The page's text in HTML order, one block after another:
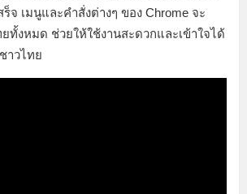
จ เมนูและคำสั่งต่างๆ ของ Chrome จะ
ทั้งหมด ช่วยให้ใช้งานสะดวกและเข้าใจได้
าวไทย